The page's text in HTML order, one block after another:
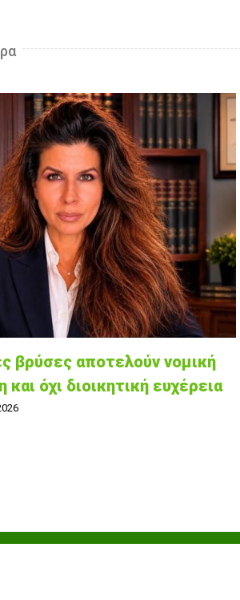
βρύσες αποτελούν νομική
όχι διοικητική ευχέρεια